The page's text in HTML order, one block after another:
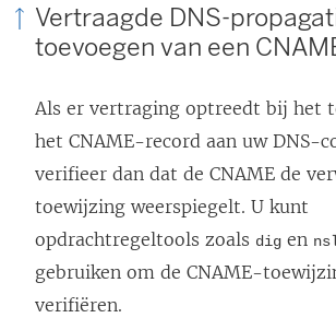
s
t
r
o
Vertraagde DNS-
toevoegen van een
Als er vertraging optreedt bij het
het CNAME-record aan uw DNS-
verifieer dan dat de CNAME de
toewijzing weerspiegelt. U kunt
opdrachtregeltools zoals dig en
gebruiken om de CNAME-
verifiëren.